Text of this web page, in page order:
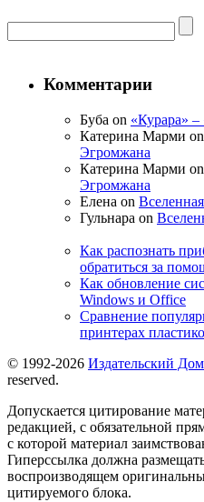
Комментарии
Буба on «Курара»
Катерина Марми on
Эгромжана
Катерина Марми on
Эгромжана
Елена on
Гульнара on
Как распознать
обратиться за
Как обновление
Windows и Office
Сравнение
принтерах
© 1992-2026 Издательский
reserved.
Допускается цитирование
редакцией, с обязательной
с которой материал
Гиперссылка должна
воспроизводящем
цитируемого блока.